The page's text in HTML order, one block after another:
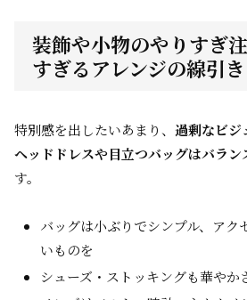
装飾や小物のやりすぎ
すぎるアレンジの線引き
特別感を出したいあまり、 過剰なビジ
ヘッドドレスや目立つバッグはバラン
す。
バッグは小ぶりでシンプル、アク
いものを
シューズ・ストッキングも華やか